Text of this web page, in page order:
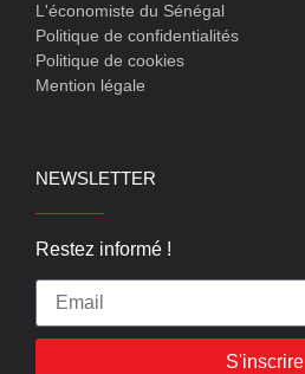
L'économiste du Sénégal
Politique de confidentialités
Politique de cookies
Mention légale
NEWSLETTER
Restez informé !
S'inscrire